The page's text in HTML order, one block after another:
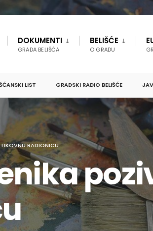
DOKUMENTI
GRADA BELIŠĆA
BELIŠĆE
O GRADU
LIST GRADSKI RADIO BELIŠĆE
RADIONICU